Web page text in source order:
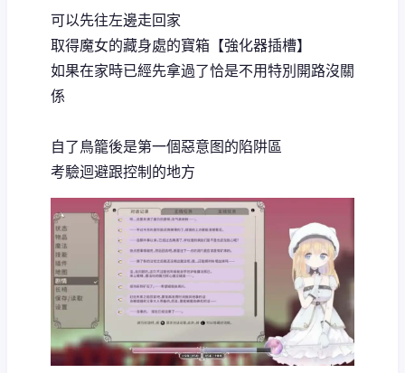
可以先往左邊走回家
取得魔女的藏身處的寶箱【強化器插槽】
如果在家時已經先拿過了恰是不用特別開路沒關
係
自了鳥籠後是第一個惡意图的陷阱區
考驗迴避跟控制的地方